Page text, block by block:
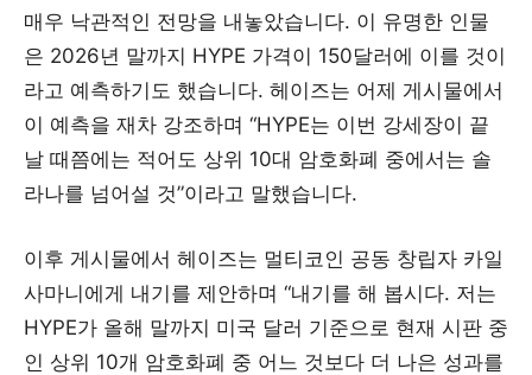
매우 낙관적인 전망을 내놓았습니다. 이 유명한 인물
은 2026년 말까지 HYPE 가격이 150달러에 이를 것이
라고 예측하기도 했습니다. 헤이즈는 어제 게시물에서
이 예측을 재차 강조하며 “HYPE는 이번 강세장이 끝
날 때쯤에는 적어도 상위 10대 암호화폐 중에서는 솔
라나를 넘어설 것”이라고 말했습니다.
이후 게시물에서 헤이즈는 멀티코인 공동 창립자 카일
사마니에게 내기를 제안하며 “내기를 해 봅시다. 저는
HYPE가 올해 말까지 미국 달러 기준으로 현재 시판 중
인 상위 10개 암호화폐 중 어느 것보다 더 나은 성과를